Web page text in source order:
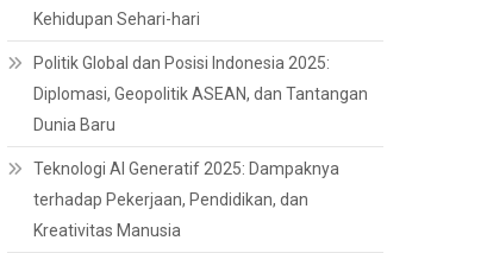
Kehidupan Sehari-hari
Politik Global dan Posisi Indonesia 2025:
Diplomasi, Geopolitik ASEAN, dan Tantangan
Dunia Baru
Teknologi AI Generatif 2025: Dampaknya
terhadap Pekerjaan, Pendidikan, dan
Kreativitas Manusia